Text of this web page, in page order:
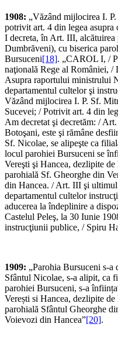
1908: „Văzând mijlocirea I.
potrivit art. 4 din legea
I decreta, în Art. III, alcătuirea
Dumbrăveni), cu biserica
Bursuceni[18]. „CAROL I, /
naţională Rege al României, /
Asupra raportului ministrului
departamentul cultelor şi
Văzând mijlocirea I. P. Sf.
Sucevei; / Potrivit art. 4 din
Am decretat şi decretăm: /
Botoşani, este şi rămâne
Sf. Nicolae, se alipeşte ca
locul parohiei Bursuceni se
Vereşti şi Hancea, dezlipite
parohială Sf. Gheorghe din
din Hancea. / Art. III şi
departamentul cultelor
aducerea la îndeplinire a
Castelul Peleş, la 30 Iunie
instrucţiunii publice, / Spiru
1909: „Parohia Bursuceni s-a
Sfântul Nicolae, s-a alipit, ca
parohiei Bursuceni, s-a
Verești si Hancea, dezlipite
parohială Sfântul Gheorghe
Voievozi din Hancea”[20].